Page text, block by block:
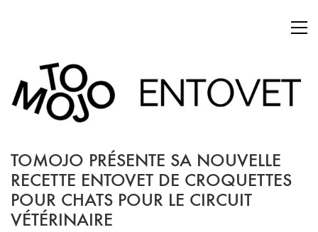
TOMOJO PRÉSENTE SA NOUVELLE
RECETTE ENTOVET DE CROQUETTES
POUR CHATS POUR LE CIRCUIT
VÉTÉRINAIRE